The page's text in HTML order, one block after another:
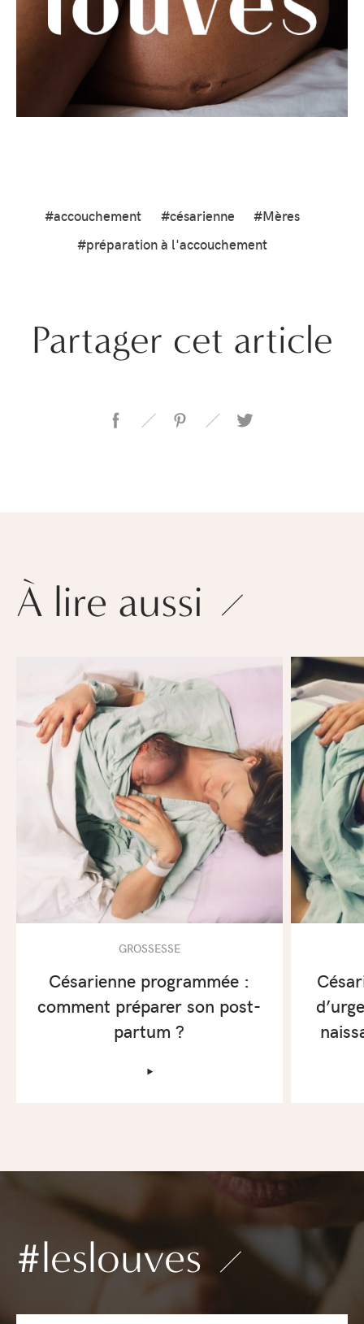
#accouchement #césarienne
#Mères
#préparation à l'accouchement
Partager cet article
À lire aussi
GROSSESSE
Césarienne programmée :
comment préparer son post-
partum ?
‣
#leslouves